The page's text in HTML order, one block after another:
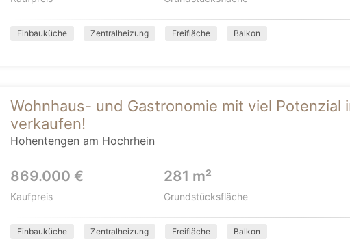
Einbauküche Zentralheizung Freifläche Balkon
Wohnhaus- und Gastronomie mit viel Potenzial
verkaufen!
Hohentengen am Hochrhein
869.000 €
Kaufpreis
281 m²
Grundstücksfläche
Einbauküche Zentralheizung Freifläche Balkon